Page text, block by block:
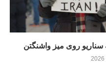
سناریو روی میز واشنگتن